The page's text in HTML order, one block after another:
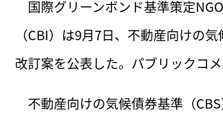
国際グリーンボンド基準策定
（CBI）は9月7日、不動産向けの
改訂案を公表した。パブリックコ
不動産向けの気候債券基準（